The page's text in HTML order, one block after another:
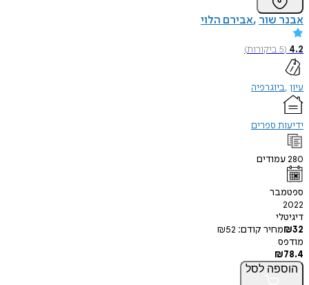
אבנר שור אבירם הלוי
4.2
(
5ביקורות)
עיון ביוגרפיה
ידיעות ספרים
280עמודים
ספטמבר
2022
דיגיטלי
₪32 מחיר קודם: ₪52
מודפס
₪78.4
הוספה לסל